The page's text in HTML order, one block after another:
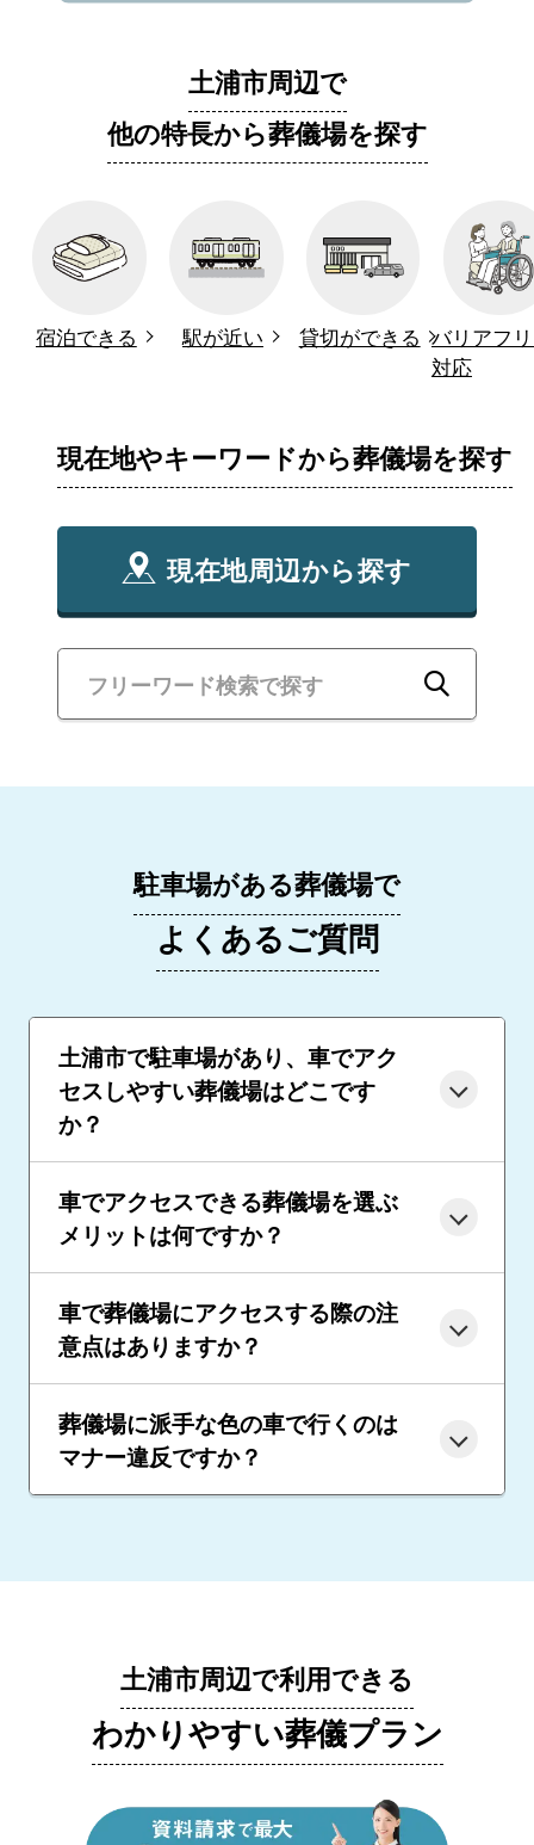
土浦市周辺で
他の特長から葬儀場を探す
宿泊できる 駅が近い 貸切ができる バリアフ
対応
現在地やキーワードから葬儀場を探す
現在地周辺から探す
駐車場がある葬儀場で
よくあるご質問
土浦市で駐車場があり、車でアク
セスしやすい葬儀場はどこです
か？
車でアクセスできる葬儀場を選ぶ
メリットは何ですか？
車で葬儀場にアクセスする際の注
意点はありますか？
葬儀場に派手な色の車で行くのは
マナー違反ですか？
土浦市周辺で利用できる
わかりやすい葬儀プラン